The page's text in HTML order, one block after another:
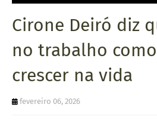
S
T
Q
U
Cirone Deiró diz
no trabalho
crescer na vida
fevereiro 06, 2026